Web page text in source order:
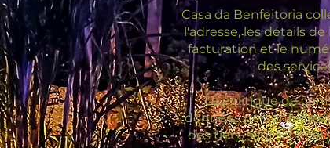
Casa da Benfeitoria
l'adresse, les détails
facturation et le
des
La politique de
données personnelles
des tiers, sauf si